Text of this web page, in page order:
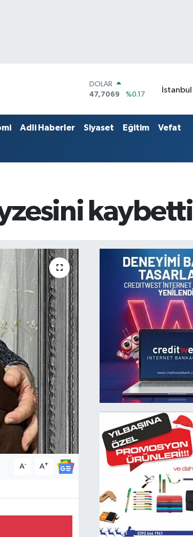
DOLAR
47,7069
%0.17
55,0265
%0.01
STERLİN
İstanbul
Adli Haberler Siyaset Eğitim Vefat
kaybetti
A- A+